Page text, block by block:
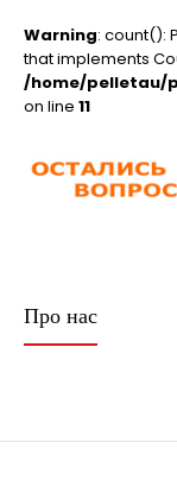
Warning: count():
that implements
/home/pelletau/
on line 11
Про нас